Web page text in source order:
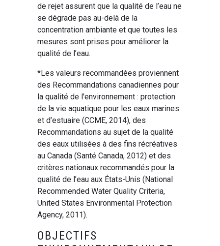
de rejet assurent que la qualité de l’eau ne
se dégrade pas au-delà de la
concentration ambiante et que toutes les
mesures sont prises pour améliorer la
qualité de l’eau.
*Les valeurs recommandées proviennent
des Recommandations canadiennes pour
la qualité de l'environnement : protection
de la vie aquatique pour les eaux marines
et d’estuaire (CCME, 2014), des
Recommandations au sujet de la qualité
des eaux utilisées à des fins récréatives
au Canada (Santé Canada, 2012) et des
critères nationaux recommandés pour la
qualité de l’eau aux États-Unis (National
Recommended Water Quality Criteria,
United States Environmental Protection
Agency, 2011).
OBJECTIFS